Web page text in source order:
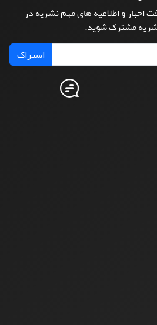
اخبار و اطلاعیه های مهم نشریه در
مشترک شوید.
اشتراک